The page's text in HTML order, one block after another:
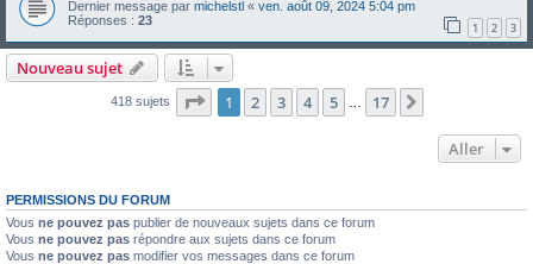
Dernier message par michelstl « ven. août 09, 2024 5:04 pm
Réponses : 23 1 2 3
Nouveau sujet
418 sujets Page 1sur17
1 2 3 4 5 17
Aller
PERMISSIONS DU FORUM
Vous ne pouvez pas publier de nouveaux sujets dans ce forum
Vous ne pouvez pas répondre aux sujets dans ce forum
Vous ne pouvez pas modifier vos messages dans ce forum